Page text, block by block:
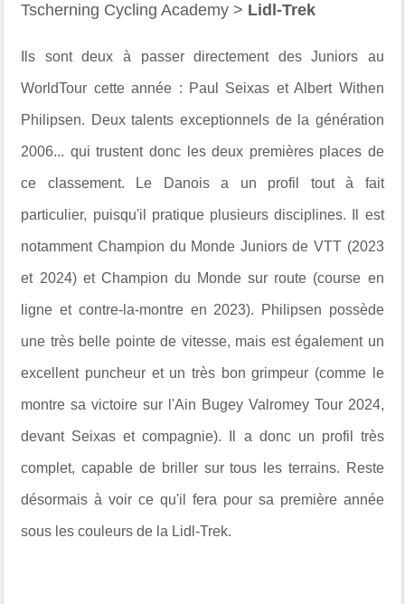
Tscherning Cycling Academy > Lidl-Trek
Ils sont deux à passer directement des Juniors au
WorldTour cette année : Paul Seixas et Albert Withen
Philipsen. Deux talents exceptionnels de la génération
2006... qui trustent donc les deux premières places de
ce classement. Le Danois a un profil tout à fait
particulier, puisqu'il pratique plusieurs disciplines. Il est
notamment Champion du Monde Juniors de VTT (2023
et 2024) et Champion du Monde sur route (course en
ligne et contre-la-montre en 2023). Philipsen possède
une très belle pointe de vitesse, mais est également un
excellent puncheur et un très bon grimpeur (comme le
montre sa victoire sur l'Ain Bugey Valromey Tour 2024,
devant Seixas et compagnie). Il a donc un profil très
complet, capable de briller sur tous les terrains. Reste
désormais à voir ce qu'il fera pour sa première année
sous les couleurs de la Lidl-Trek.